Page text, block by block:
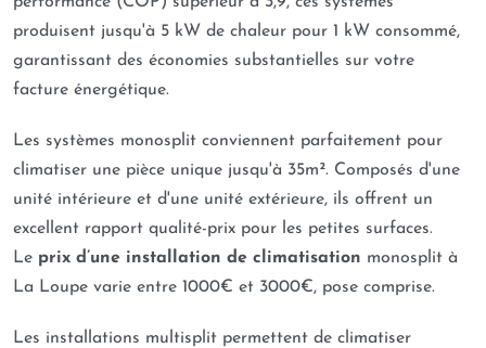
produisent jusqu'à 5 kW de chaleur pour 1 kW consommé,
garantissant des économies substantielles sur votre
facture énergétique.
Les systèmes monosplit conviennent parfaitement pour
climatiser une pièce unique jusqu'à 35m². Composés d'une
unité intérieure et d'une unité extérieure, ils offrent un
excellent rapport qualité-prix pour les petites surfaces.
Le prix d’une installation de climatisation monosplit à
La Loupe varie entre 1000€ et 3000€, pose comprise.
Les installations multisplit permettent de climatiser